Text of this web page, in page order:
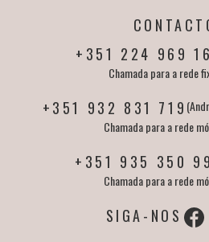
+351 224 969
Chamada para a rede
+351 932 831 719
Chamada para a rede
+351 935 350
Chamada para a rede
SIGA-NOS